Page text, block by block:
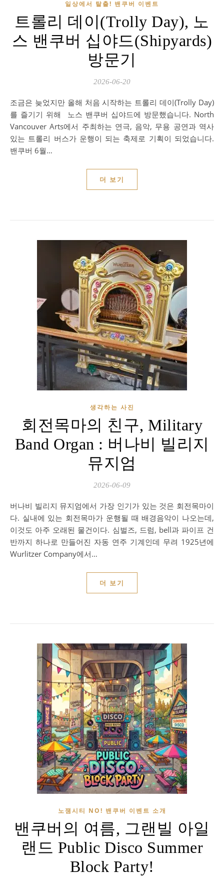
일상에서 탈출! 밴쿠버 이벤트
트롤리 데이(Trolly Day), 노
스 밴쿠버 십야드(Shipyards)
방문기
2026-06-20
조금은 늦었지만 올해 처음 시작하는 트롤리 데이(Trolly Day)
를 즐기기 위해 노스 밴쿠버 십야드에 방문했습니다. North
Vancouver Arts에서 주최하는 연극, 음악, 무용 공연과 역사
있는 트롤리 버스가 운행이 되는 축제로 기획이 되었습니다.
밴쿠버 6월…
더 보기
생각하는 사진
회전목마의 친구, Military
Band Organ : 버나비 빌리지
뮤지엄
2026-06-09
버나비 빌리지 뮤지엄에서 가장 인기가 있는 것은 회전목마이
다. 실내에 있는 회전목마가 운행될 때 배경음악이 나오는데,
이것도 아주 오래된 물건이다. 심벌즈, 드럼, bell과 파이프 건
반까지 하나로 만들어진 자동 연주 기계인데 무려 1925년에
Wurlitzer Company에서…
더 보기
노잼시티 NO! 밴쿠버 이벤트 소개
밴쿠버의 여름, 그랜빌 아일
랜드 Public Disco Summer
Block Party!